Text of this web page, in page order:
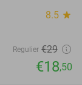
8.5 star
Regulier €29
€18,50